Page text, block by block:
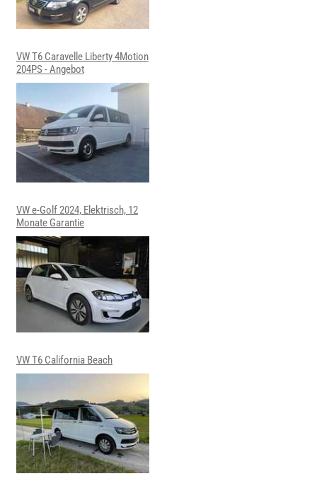
VW T6 Caravelle Liberty 4Motion
204PS - Angebot
VW e-Golf 2024, Elektrisch, 12
Monate Garantie
VW T6 California Beach